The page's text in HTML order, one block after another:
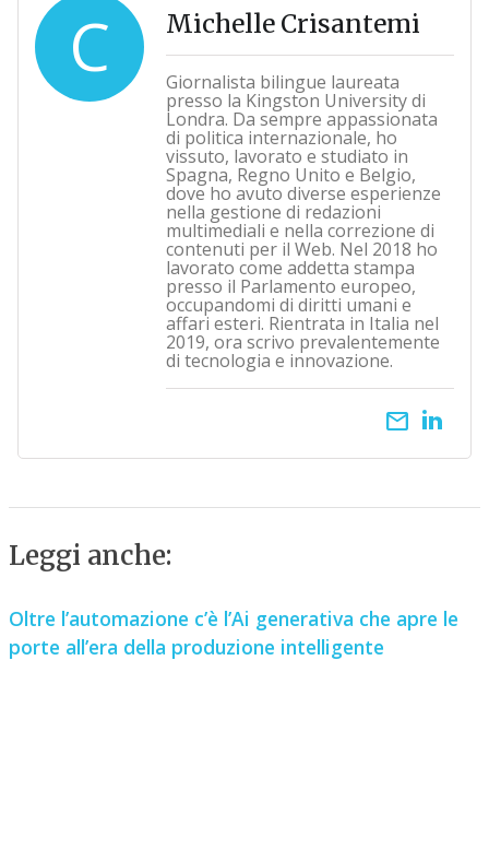
C Michelle Crisantemi
Giornalista bilingue laureata
presso la Kingston University di
Londra. Da sempre appassionata
di politica internazionale, ho
vissuto, lavorato e studiato in
Spagna, Regno Unito e Belgio,
dove ho avuto diverse esperienze
nella gestione di redazioni
multimediali e nella correzione di
contenuti per il Web. Nel 2018 ho
lavorato come addetta stampa
presso il Parlamento europeo,
occupandomi di diritti umani e
affari esteri. Rientrata in Italia nel
2019, ora scrivo prevalentemente
di tecnologia e innovazione.
email
Leggi anche:
Oltre l’automazione c’è l’Ai generativa che apre le
porte all’era della produzione intelligente